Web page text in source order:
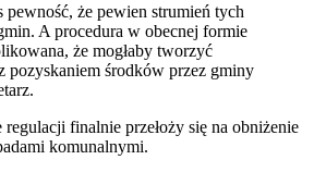
pewność, że pewien strumień tych
A procedura w obecnej formie
że mogłaby tworzyć
pozyskaniem środków przez gminy
finalnie przełoży się na obniżenie
komunalnymi.